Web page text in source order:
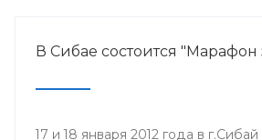
В Сибае состоится "Марафон
17 и 18 января 2012 года в